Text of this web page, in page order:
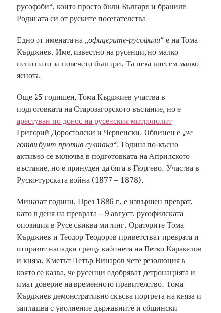
русофоби“, които просто били Българи и бранили
Родината си от руските посегателства!
Едно от имената на „офицерите-русофили“ е на Тома
Кърджиев. Име, известно на русенци, но малко
непознато за повечето българи. Та нека внесем малко
яснота.
Още 25 годишен, Тома Кърджиев участва в
подготовката на Старозагорското въстание, но е
арестуван по донос на русенския митрополит
Григорий Доростолски и Червенски. Обвинен е „че
готви бунт против султана“. Година по-късно
активно се включва в подготовката на Априлското
въстание, но е принуден да бяга в Гюргево. Участва в
Руско-турската война (1877 – 1878).
Минават години. През 1886 г. е извършен преврат,
като в деня на преврата – 9 август, русофилската
опозиция в Русе свиква митинг. Ораторите Тома
Кърджиев и Теодор Теодоров приветстват преврата и
отправят нападки срещу кабинета на Петко Каравелов
и княза. Кметът Петър Винаров чете резолюция в
която се казва, че русенци одобряват детронацията и
имат доверие на временното правителство. Тома
Кърджиев демонстративно скъсва портрета на княза и
заплашва с уволнение държавните и общински